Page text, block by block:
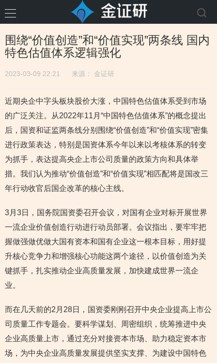
围绕“价值创造”和“价值实现”两条线 国内
特色估值体系逻辑强化
2023-03-09 22:21 来源： 金证研
近期央企中字头板块股价大涨，中国特色估值体系受到市场
的广泛关注。从2022年11月“中国特色估值体系”的概念提出
后，国资和证监两条线分别围绕“价值创造”和“价值实现”密集
进行政策表达，特别是国资体系今年以来以考核体系的转变
为抓手，表达提高央企上市公司质量的政策方向和具体举
措。我们认为推动“价值创造”和“价值实现”相匹配将是国改三
年行动收官后国企改革的核心主线。
3月3日，国务院国资委召开会议，对国有企业对标开展世界
一流企业价值创造行动进行动员部署。会议指出，要牢牢把
握做强做优做大国有资本和国有企业这一根本目标，用好提
升核心竞争力和增强核心功能这两个途径，以价值创造为关
键抓手，扎实推动企业高质量发展，加快建成世界一流企
业。
而在几天前的2月28日，国资委刚刚召开中央企业提高上市公
司质量工作专题会。要科学谋划、周密组织，统筹推进中央
企业高质量上市，通过充分对接资本市场、助力稳定资本市
场，为中央企业高质量发展提供坚实支撑、为建设中国特色